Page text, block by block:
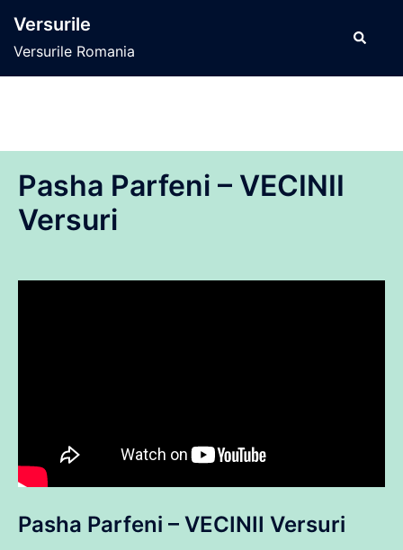
conținut
Versurile
Versurile Romania
Caută
Pasha Parfeni – VECINII
Versuri
Pasha Parfeni – VECINII Versuri